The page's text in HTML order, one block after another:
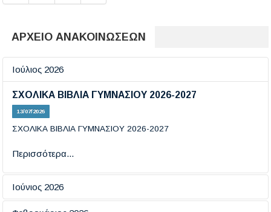
ΑΡΧΕΙΟ ΑΝΑΚΟΙΝΩΣΕΩΝ
Ιούλιος 2026
ΣΧΟΛΙΚΑ ΒΙΒΛΙΑ ΓΥΜΝΑΣΙΟΥ 2026-2027
13/07/2026
ΣΧΟΛΙΚΑ ΒΙΒΛΙΑ ΓΥΜΝΑΣΙΟΥ 2026-2027
Περισσότερα...
Ιούνιος 2026